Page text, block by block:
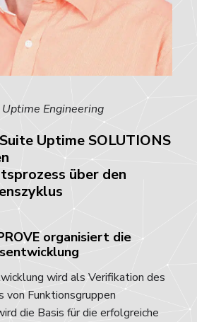
Engineering
Uptime SOLUTIONS
über den
organisiert die
wird als Verifikation des
von Funktionsgruppen
die Basis für die erfolgreiche